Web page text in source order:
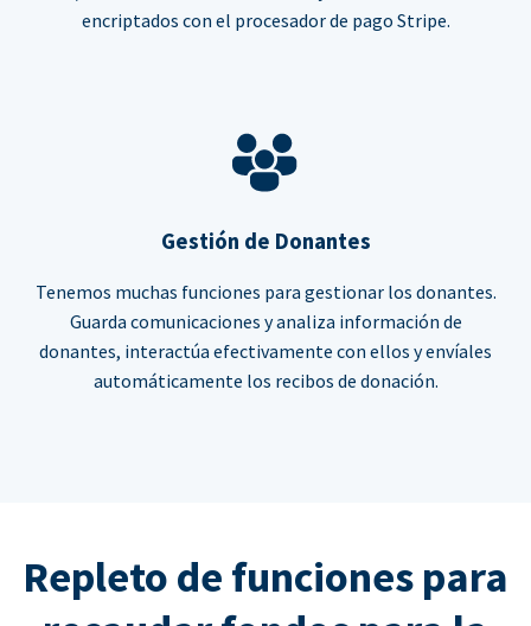
encriptados con el procesador de pago Stripe.
Gestión de Donantes
Tenemos muchas funciones para gestionar los donantes.
Guarda comunicaciones y analiza información de
donantes, interactúa efectivamente con ellos y envíales
automáticamente los recibos de donación.
Repleto de funciones para